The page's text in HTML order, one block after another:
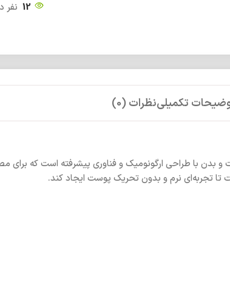
12
تکمیلینظرات (0)
بدن با طراحی ارگونومیک و فناوری پیشرفته است که
تا تجربه‌ای نرم و بدون تحریک پوست ایجاد کند.